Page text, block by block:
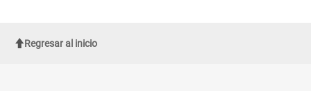
Regresar al inicio